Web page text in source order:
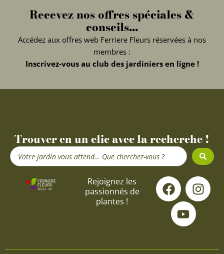
Recevez nos offres spéciales &
conseils...
Accédez aux offres web Ferriere Fleurs réservées à nos
membres :
Inscrivez-vous au club des jardiniers en ligne !
Trouver en un clic avec la recherche !
Search
...
Rejoignez les
passionnés de
plantes !
F
a
c
e
o
I
n
s
g
Y
o
u
t
u
b